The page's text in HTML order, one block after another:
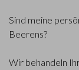
Sind meine
Beerens?
Wir behandeln